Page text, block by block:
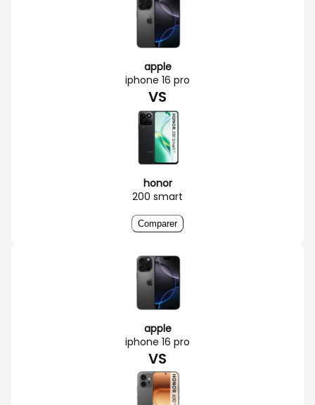
apple
iphone 16 pro
VS
honor
200 smart
Comparer
apple
iphone 16 pro
VS